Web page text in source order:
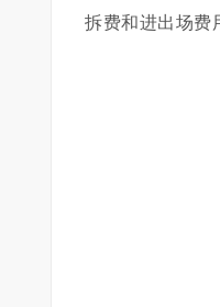
拆费和进出场费